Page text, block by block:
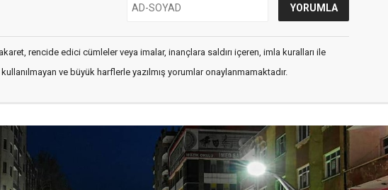
rencide edici cümleler veya imalar, inançlara saldırı içeren, imla kuralları ile
ve büyük harflerle yazılmış yorumlar onaylanmamaktadır.